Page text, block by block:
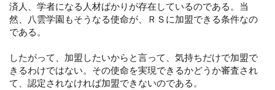
済人、学者になる人材ばかりが存在しているのである。当
然、八雲学園もそうなる使命が、ＲＳに加盟できる条件なの
である。
したがって、加盟したいからと言って、気持ちだけで加盟で
きるわけではない。その使命を実現できるかどうか審査され
て、認定されなければ加盟できないのである。